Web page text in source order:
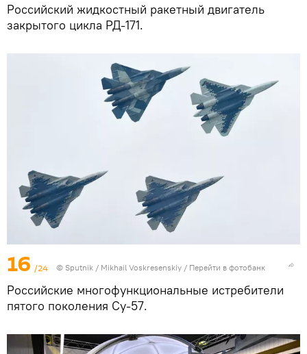
Российский жидкостный ракетный двигатель
закрытого цикла РД-171.
16 /24 © Sputnik / Mikhail Voskresenskiy / Перейти в фотобанк
Российские многофункциональные истребители
пятого поколения Су-57.